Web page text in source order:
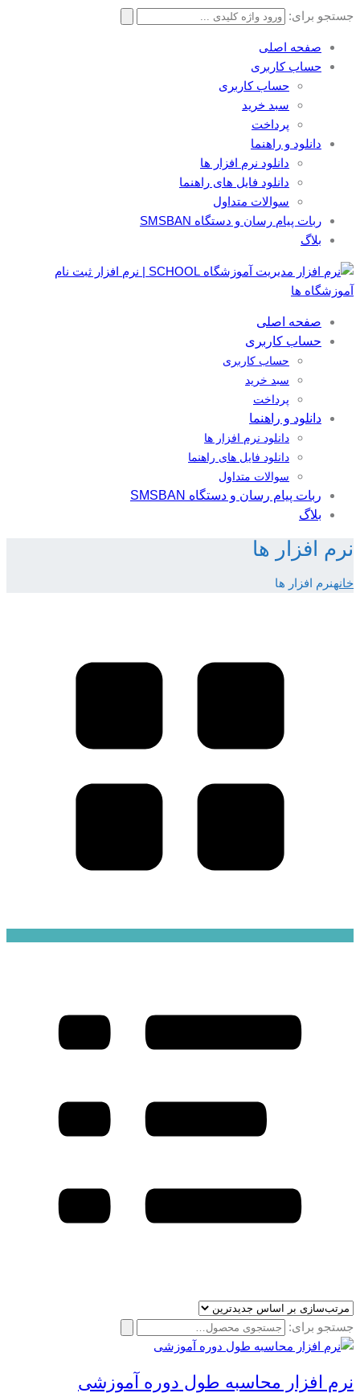
جستجو برای:
صفحه اصلی
حساب کاربری
حساب کاربری
سبد خرید
پرداخت
دانلود و راهنما
دانلود نرم افزار ها
دانلود فایل های راهنما
سوالات متداول
ربات پیام رسان و دستگاه SMSBAN
بلاگ
صفحه اصلی
حساب کاربری
حساب کاربری
سبد خرید
پرداخت
دانلود و راهنما
دانلود نرم افزار ها
دانلود فایل های راهنما
سوالات متداول
ربات پیام رسان و دستگاه SMSBAN
بلاگ
نرم افزار ها
خانهنرم افزار ها
جستجو برای:
نرم افزار محاسبه طول دوره آموزشی